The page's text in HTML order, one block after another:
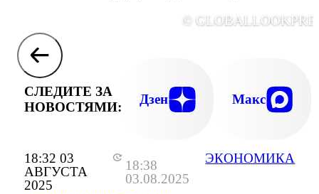
18:32 03
АВГУСТА
2025
18:38
03.08.2025
ЭКОНОМИКА
©
СЛЕДИТЕ ЗА
НОВОСТЯМИ:
Дзен Макс